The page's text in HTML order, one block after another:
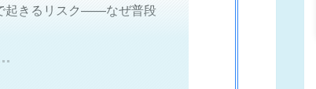
起きるリスク——なぜ普段